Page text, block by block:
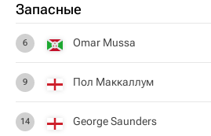
Запасные
6 Omar Mussa
9 Пол Маккаллум
14 George Saunders